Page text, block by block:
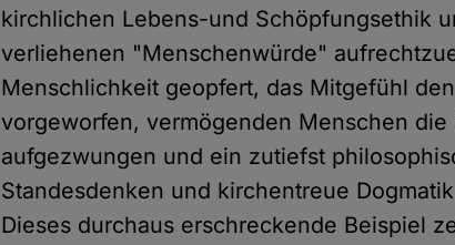
kirchlichen Lebens-und Schöpfungsethik
verliehenen "Menschenwürde"
Menschlichkeit geopfert, das Mitgefühl
vorgeworfen, vermögenden Menschen
aufgezwungen und ein zutiefst
Standesdenken und kirchentreue
Dieses durchaus erschreckende Beispiel